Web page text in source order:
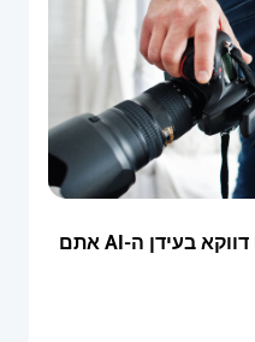
קורס צילום בתל אביב: למה דווקא בעידן ה-AI אתם